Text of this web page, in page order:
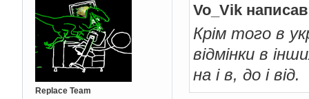
Replace Team
Vo_Vik
Крім того в
відмінки в
на і в, до і від.